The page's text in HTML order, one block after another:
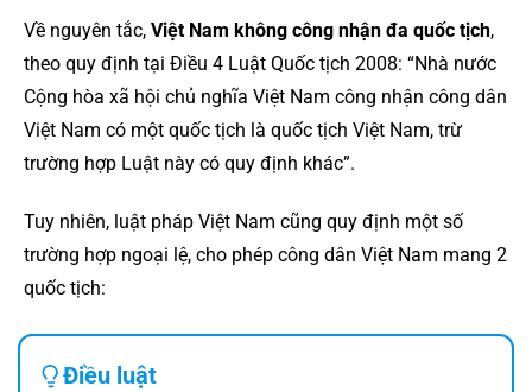
Về nguyên tắc, Việt Nam không công nhận đa quốc tịch,
theo quy định tại Điều 4 Luật Quốc tịch 2008: “Nhà nước
Cộng hòa xã hội chủ nghĩa Việt Nam công nhận công dân
Việt Nam có một quốc tịch là quốc tịch Việt Nam, trừ
trường hợp Luật này có quy định khác”.
Tuy nhiên, luật pháp Việt Nam cũng quy định một số
trường hợp ngoại lệ, cho phép công dân Việt Nam mang 2
quốc tịch:
Điều luật